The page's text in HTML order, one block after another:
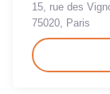
15, rue des
75020, Paris